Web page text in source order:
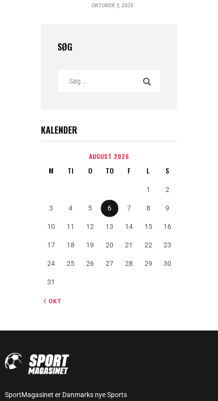
OKTOBER 3, 2025
SØG
KALENDER
AUGUST 2026
M TI O TO F L S
1 2
3 4 5 6 7 8 9
10 11 12 13 14 15 16
17 18 19 20 21 22 23
24 25 26 27 28 29 30
31
« OKT
SportMagasinet er Danmarks nye Sports